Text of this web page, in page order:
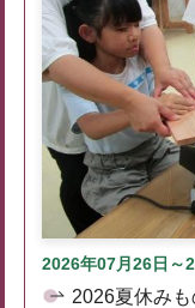
2026年07月26日～
2026夏休み